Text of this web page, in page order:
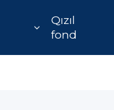
Qızıl
fond